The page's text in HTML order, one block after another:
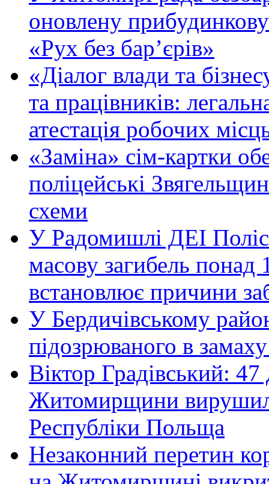
оновлену
«Рух без бар’єрів»
«Діалог влади та
та працівників:
атестація робочих
«Заміна» сім-картки
поліцейські
схеми
У Радомишлі ДЕІ
масову загибель понад
встановлює причини
У Бердичівському
підозрюваного в
Віктор Градівський: 47
Житомирщини
Республіки Польща
Незаконний перетин